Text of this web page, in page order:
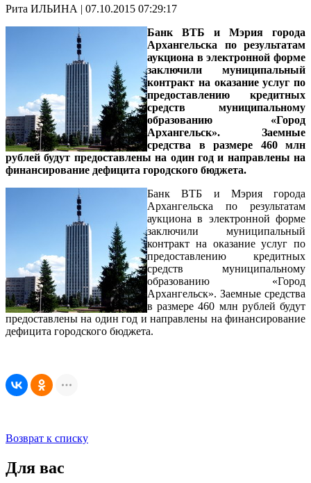
Рита ИЛЬИНА | 07.10.2015 07:29:17
Банк ВТБ и Мэрия города
Архангельска по результатам
аукциона в электронной форме
заключили муниципальный
контракт на оказание услуг по
предоставлению кредитных
средств муниципальному
образованию «Город
Архангельск». Заемные
средства в размере 460 млн
рублей будут предоставлены на один год и направлены на
финансирование дефицита городского бюджета.
Банк ВТБ и Мэрия города
Архангельска по результатам
аукциона в электронной форме
заключили муниципальный
контракт на оказание услуг по
предоставлению кредитных
средств муниципальному
образованию «Город
Архангельск». Заемные средства
в размере 460 млн рублей будут
предоставлены на один год и направлены на финансирование
дефицита городского бюджета.
Возврат к списку
Для вас